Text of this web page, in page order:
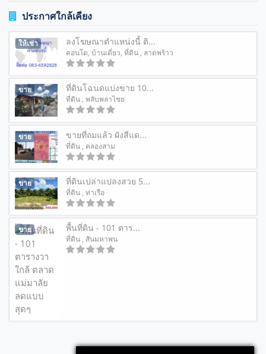
ประกาศใกล้เคียง
ให้เช่า ลงโฆษณาตำแหน่งนี้ ติ...
คอนโด, บ้านเดี่ยว, ที่ดิน , ลาดพร้าว
ขาย ที่ดินโฉนดแบ่งขาย 10...
ที่ดิน , พลับพลาไชย
ขาย ขายที่ถมแล้ว ผังสีแด...
ที่ดิน , คลองสาม
ขาย ที่ดินเปล่าแปลงสวย 5...
ที่ดิน , ท่าเรือ
ขาย พื้นที่ดิน - 101 ตาร...
ที่ดิน , สันมหาพน